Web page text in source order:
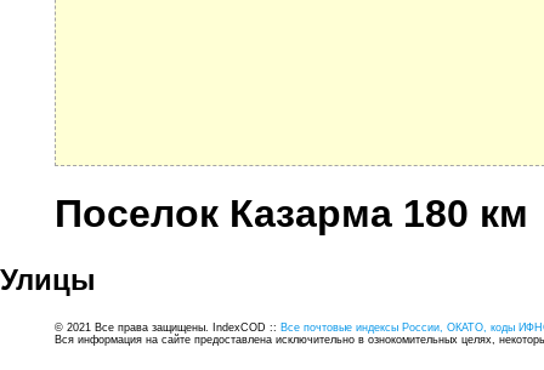
Поселок Казарма 180 км
Улицы
© 2021 Все права защищены. IndexCOD :: Все почтовые индексы России, ОКАТО, коды
Вся информация на сайте предоставлена исключительно в ознокомительных целях,